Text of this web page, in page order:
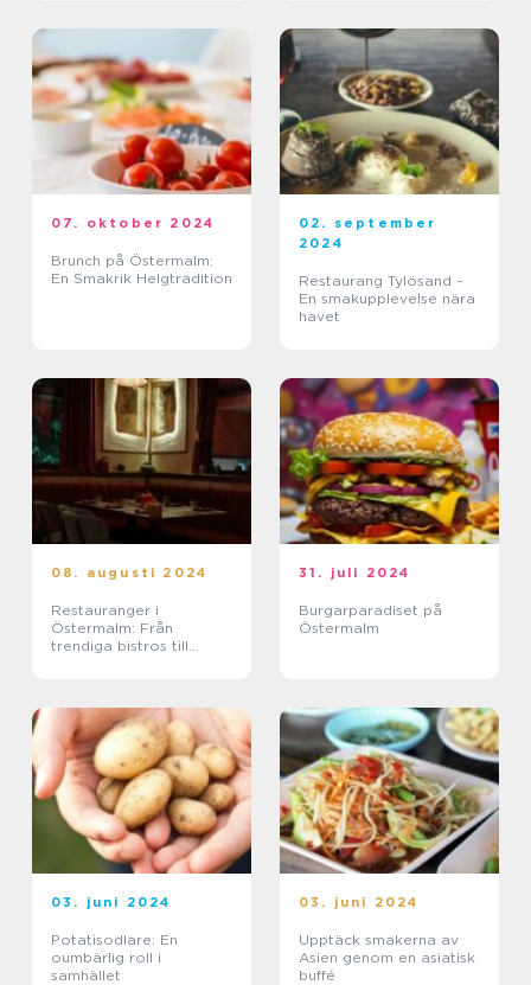
07. oktober 2024
Brunch på Östermalm:
En Smakrik Helgtradition
02. september
2024
Restaurang Tylösand –
En smakupplevelse nära
havet
08. augusti 2024
Restauranger i
Östermalm: Från
trendiga bistros till
31. juli 2024
Burgarparadiset på
Östermalm
03. juni 2024
Potatisodlare: En
oumbärlig roll i
samhället
03. juni 2024
Upptäck smakerna av
Asien genom en asiatisk
buffé